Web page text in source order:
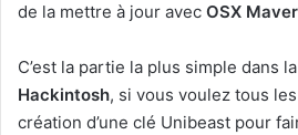
de la mettre à jour avec OSX
C’est la partie la plus simple dans la
Hackintosh, si vous voulez tous
création d’une clé Unibeast pour